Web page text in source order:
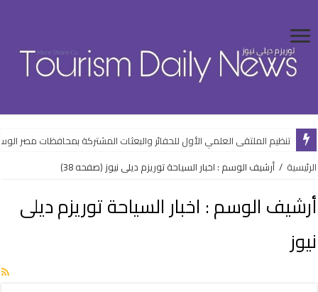
تنظيم الملتقى العلمي الأول للحفائر والبعثات المشتركة بمحافظات مصر
“الرقابة المالية” تخفض مقابل الخدمات للأوراق الداعمة للتنمية المستدامة
الرئيسية / أرشيف الوسم : اخبار السياحة توريزم ديلى نيوز (صفحه 38)
أرشيف الوسم : اخبار السياحة توريزم ديلى
نيوز